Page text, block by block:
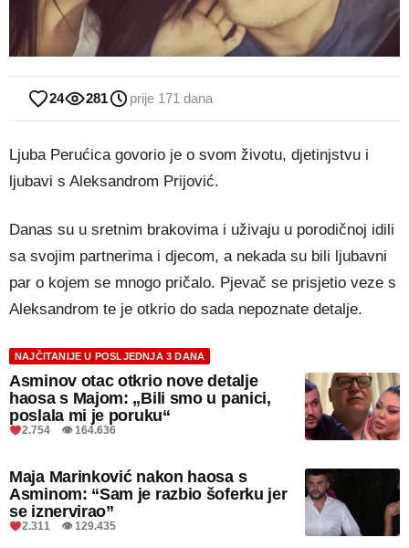
24 281 prije 171 dana
Ljuba Perućica govorio je o svom životu, djetinjstvu i
ljubavi s Aleksandrom Prijović.
Danas su u sretnim brakovima i uživaju u porodičnoj idili
sa svojim partnerima i djecom, a nekada su bili ljubavni
par o kojem se mnogo pričalo. Pjevač se prisjetio veze s
Aleksandrom te je otkrio do sada nepoznate detalje.
NAJČITANIJE U POSLJEDNJA 3 DANA
Asminov otac otkrio nove detalje
haosa s Majom: „Bili smo u panici,
poslala mi je poruku“
2.754 👁 164.636
Maja Marinković nakon haosa s
Asminom: “Sam je razbio šoferku jer
se iznervirao”
2.311 👁 129.435